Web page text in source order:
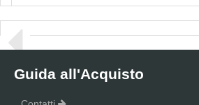
Confezione da 24 bustine di polvere orale.
Cod.
Guida all'Acquisto